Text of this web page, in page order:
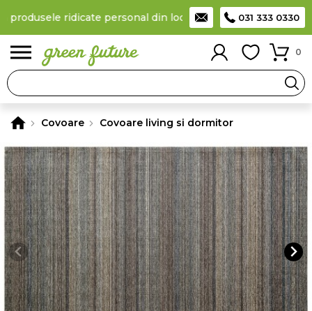
ridicate personal din locker Taxă de livrare 11,99
031 333 0330
0
Covoare Covoare living si dormitor